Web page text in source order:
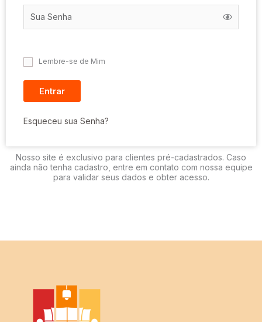
Lembre-se de Mim
Entrar
Esqueceu sua Senha?
Nosso site é exclusivo para clientes pré-cadastrados. Caso
ainda não tenha cadastro, entre em contato com nossa equipe
para validar seus dados e obter acesso.